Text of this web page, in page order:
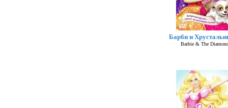
Барби и
Barbie & The